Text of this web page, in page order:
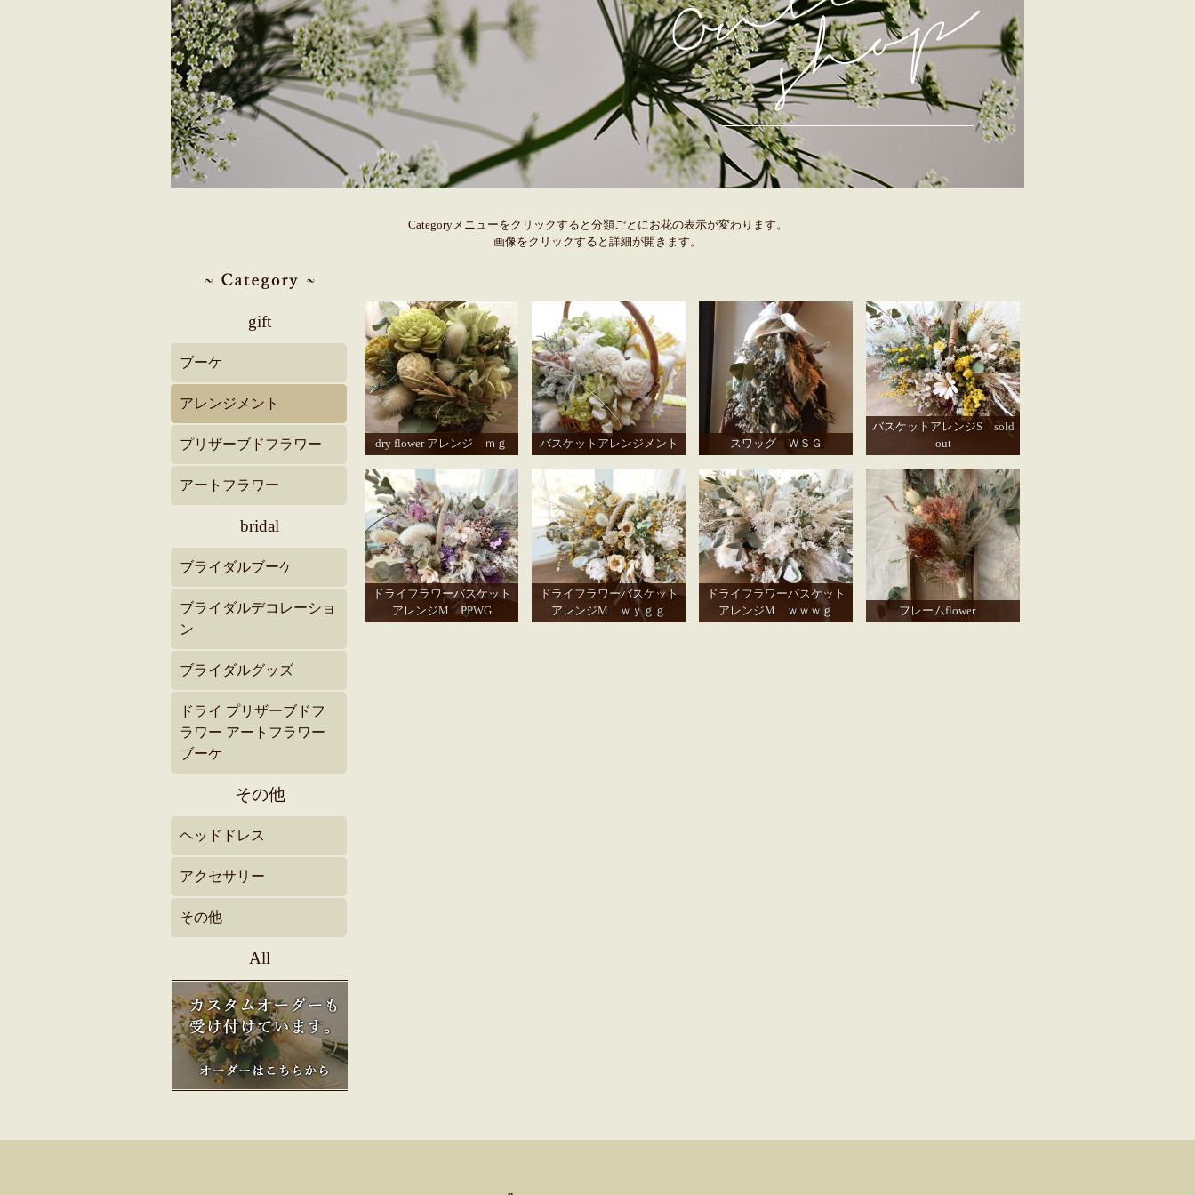
Categoryメニューをクリックすると分類ごとにお花の表示が変わります。
画像をクリックすると詳細が開きます。
gift
ブーケ
アレンジメント
プリザーブドフラワー
アートフラワー
bridal
ブライダルブーケ
ブライダルデコレーショ
ン
ブライダルグッズ
ドライ プリザーブドフ
ラワー アートフラワー
ブーケ
その他
ヘッドドレス
アクセサリー
その他
All
dry flower アレンジ ｍｇ バスケットアレンジメント スワッグ ＷＳＧ
バスケットアレンジS sold
out
ドライフラワーバスケット
アレンジM PPWG
ドライフラワーバスケット
アレンジM ｗｙｇｇ
ドライフラワーバスケット
アレンジM ｗｗｗｇ
フレームflower